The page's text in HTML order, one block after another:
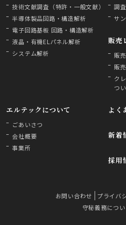
技術文献調査（特許・一般文献）
半導体製品回路・構造解析
電子回路基板 回路・構造解析
液晶・有機ELパネル解析
システム解析
調
サ
販売
販
販
ク
つ
エルテックについて
ごあいさつ
会社概要
事業所
よく
新着
採用
お問い合わせ
プライバ
守秘義務につ